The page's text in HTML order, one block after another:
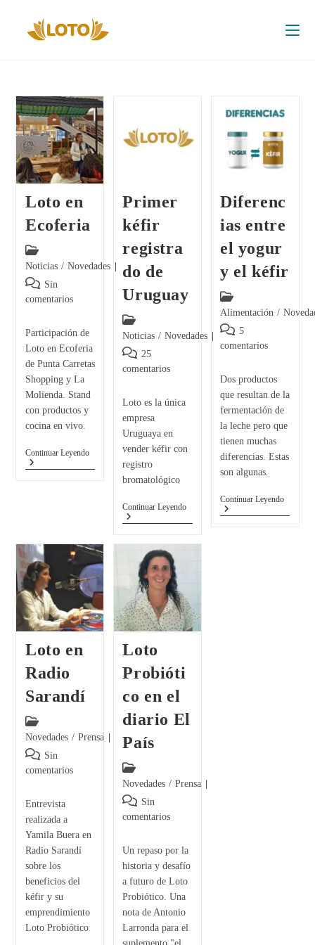
Loto en
Ecoferia
Noticias / Novedades
Sin
comentarios
Participación de
Loto en Ecoferia
de Punta Carretas
Shopping y La
Molienda. Stand
con productos y
cocina en vivo.
Continuar Leyendo
Primer
kéfir
registra
do de
Uruguay
Noticias / Novedades
25
comentarios
Loto es la única
empresa
Uruguaya en
vender kéfir con
registro
bromatológico
Continuar Leyendo
Diferenc
ias entre
el yogur
y el kéfir
Alimentación /
5
comentarios
Dos productos
que resultan de la
fermentación de
la leche pero que
tienen muchas
diferencias. Estas
son algunas.
Continuar Leyendo
Loto en
Radio
Sarandí
Novedades / Prensa
Sin
comentarios
Entrevista
realizada a
Yamila Buera en
Radio Sarandí
sobre los
beneficios del
kéfir y su
emprendimiento
Loto Probiótico
Loto
Probióti
co en el
diario El
País
Novedades / Prensa
Sin
comentarios
Un repaso por la
historia y desafío
a futuro de Loto
Probiótico. Una
nota de Antonio
Larronda para el